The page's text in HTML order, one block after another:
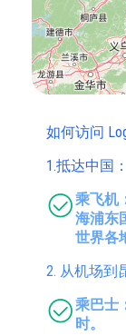
如何访问
1.抵达中国：
乘飞机
海浦东
世界各
2. 从机场到
乘巴士
时。